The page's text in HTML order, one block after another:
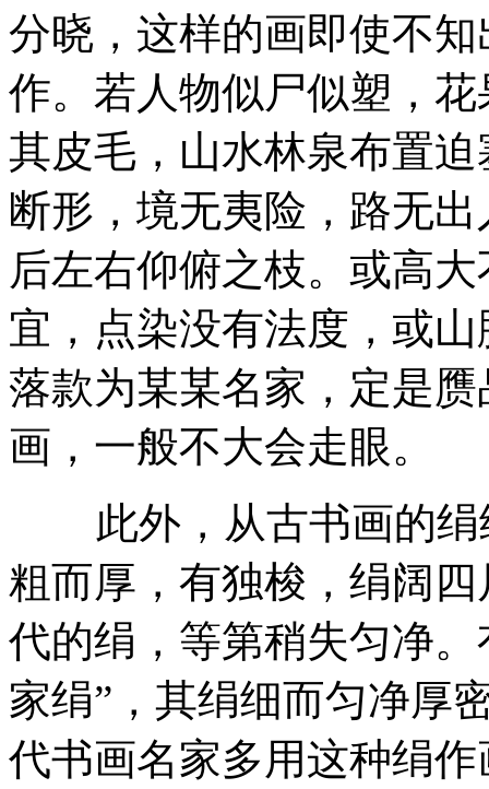
分晓，这样的画即使不
作。若人物似尸似塑，
其皮毛，山水林泉布置
断形，境无夷险，路无
后左右仰俯之枝。或高
宜，点染没有法度，或
落款为某某名家，定是
画，一般不大会走眼。
此外，从古书画的绢
粗而厚，有独梭，绢阔
代的绢，等第稍失匀净
家绢”，其绢细而匀净厚
代书画名家多用这种绢